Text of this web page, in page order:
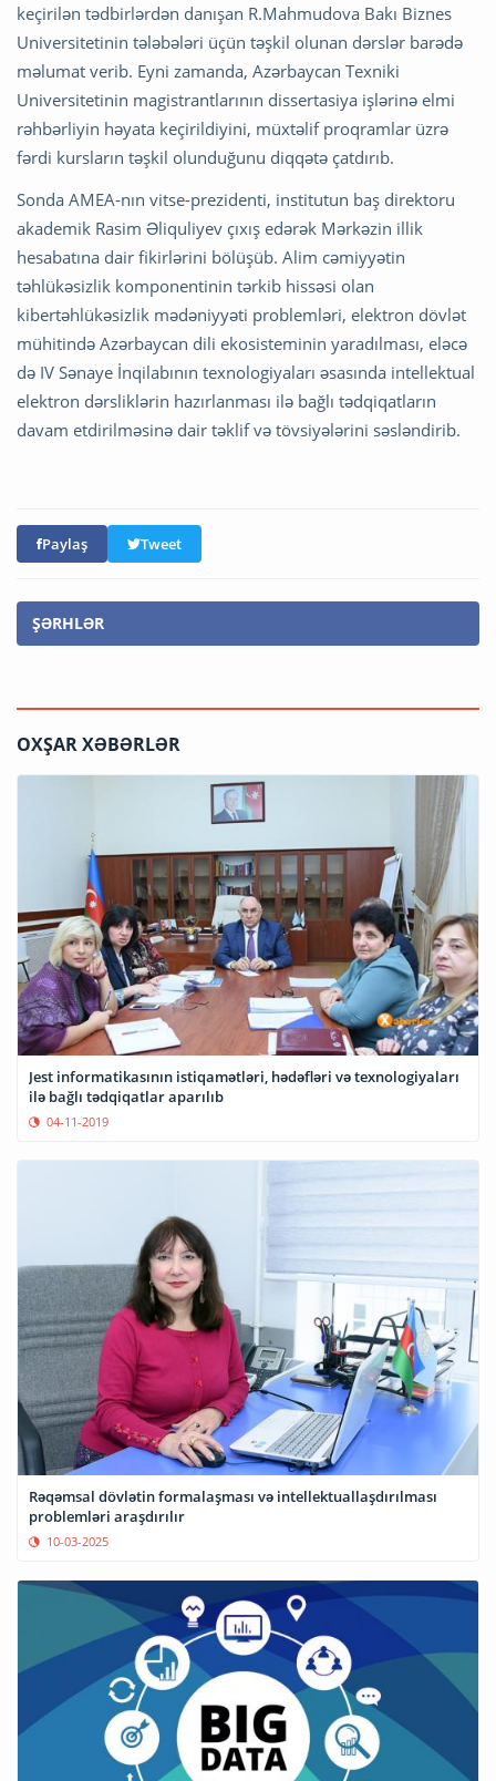
keçirilən tədbirlərdən danışan R.Mahmudova Bakı Biznes
Universitetinin tələbələri üçün təşkil olunan dərslər barədə
məlumat verib. Eyni zamanda, Azərbaycan Texniki
Universitetinin magistrantlarının dissertasiya işlərinə elmi
rəhbərliyin həyata keçirildiyini, müxtəlif proqramlar üzrə
fərdi kursların təşkil olunduğunu diqqətə çatdırıb.
Sonda AMEA-nın vitse-prezidenti, institutun baş direktoru
akademik Rasim Əliquliyev çıxış edərək Mərkəzin illik
hesabatına dair fikirlərini bölüşüb. Alim cəmiyyətin
təhlükəsizlik komponentinin tərkib hissəsi olan
kibertəhlükəsizlik mədəniyyəti problemləri, elektron dövlət
mühitində Azərbaycan dili ekosisteminin yaradılması, eləcə
də IV Sənaye İnqilabının texnologiyaları əsasında intellektual
elektron dərsliklərin hazırlanması ilə bağlı tədqiqatların
davam etdirilməsinə dair təklif və tövsiyələrini səsləndirib.
Paylaş Tweet
ŞƏRHLƏR
OXŞAR XƏBƏRLƏR
Jest informatikasının istiqamətləri, hədəfləri və texnologiyaları
ilə bağlı tədqiqatlar aparılıb
04-11-2019
Rəqəmsal dövlətin formalaşması və intellektuallaşdırılması
problemləri araşdırılır
10-03-2025